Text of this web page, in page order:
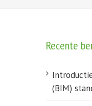
Recente
(BIM)